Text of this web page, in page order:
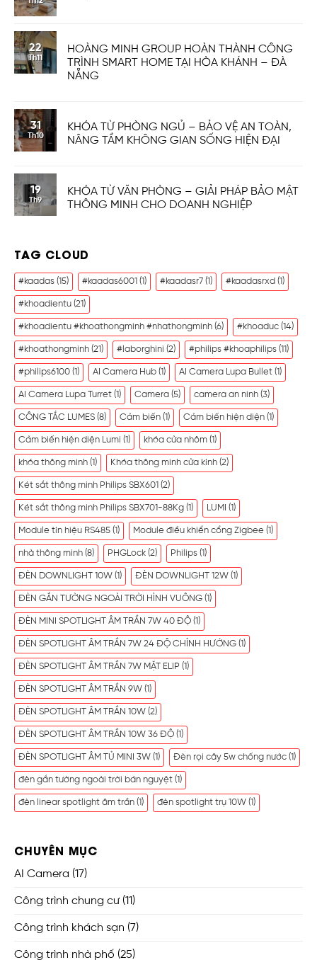
22
Th11
HOÀNG MINH GROUP HOÀN THÀNH CÔNG
TRÌNH SMART HOME TẠI HÒA KHÁNH – ĐÀ
NẴNG
31
Th10
KHÓA TỪ PHÒNG NGỦ – BẢO VỆ AN TOÀN,
NÂNG TẦM KHÔNG GIAN SỐNG HIỆN ĐẠI
19
Th9
KHÓA TỪ VĂN PHÒNG – GIẢI PHÁP BẢO MẬT
THÔNG MINH CHO DOANH NGHIỆP
TAG CLOUD
#kaadas (15) #kaadas6001 (1) #kaadasr7 (1) #kaadasrxd (1)
#khoadientu (21)
#khoadientu #khoathongminh #nhathongminh (6) #khoaduc (14)
#khoathongminh (21) #laborghini (2) #philips #khoaphilips (11)
#philips6100 (1) AI Camera Hub (1) AI Camera Lupa Bullet (1)
AI Camera Lupa Turret (1) Camera (5) camera an ninh (3)
CÔNG TẮC LUMES (8) Cảm biến (1) Cảm biến hiện diện (1)
Cảm biến hiện diện Lumi (1) khóa cửa nhôm (1)
khóa thông minh (1) Khóa thông minh cửa kính (2)
Két sắt thông minh Philips SBX601 (2)
Két sắt thông minh Philips SBX701-88Kg (1) LUMI (1)
Module tín hiệu RS485 (1) Module điều khiển cổng Zigbee (1)
nhà thông minh (8) PHGLock (2) Philips (1)
ĐÈN DOWNLIGHT 10W (1) ĐÈN DOWNLIGHT 12W (1)
ĐÈN GẮN TƯỜNG NGOÀI TRỜI HÌNH VUÔNG (1)
ĐÈN MINI SPOTLIGHT ÂM TRẦN 7W 40 ĐỘ (1)
ĐÈN SPOTLIGHT ÂM TRẦN 7W 24 ĐỘ CHỈNH HƯỚNG (1)
ĐÈN SPOTLIGHT ÂM TRẦN 7W MẶT ELIP (1)
ĐÈN SPOTLIGHT ÂM TRẦN 9W (1)
ĐÈN SPOTLIGHT ÂM TRẦN 10W (2)
ĐÈN SPOTLIGHT ÂM TRẦN 10W 36 ĐỘ (1)
ĐÈN SPOTLIGHT ÂM TỦ MINI 3W (1) Đèn rọi cây 5w chống nước (1)
đèn gắn tường ngoài trời bán nguyệt (1)
đèn linear spotlight âm trần (1) đèn spotlight trụ 10W (1)
CHUYÊN MỤC
AI Camera (17)
Công trình chung cư(11)
Công trình khách sạn (7)
Công trình nhà phố (25)